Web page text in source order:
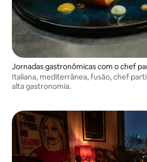
Jornadas gastronômicas com o chef
Italiana, mediterrânea, fusão, chef
alta gastronomia.